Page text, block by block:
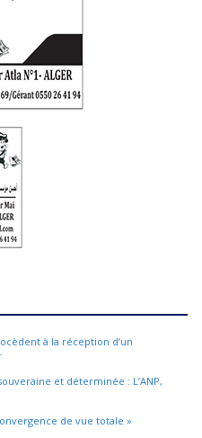
à la réception d’un
et déterminée : L’ANP,
de vue totale »